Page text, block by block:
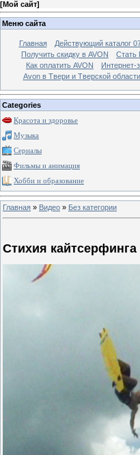
[Мой сайт]
Меню сайта
Главная Действующий каталог
Получить скидку в AVON
Стать
Как оплатить AVON
Интернет-
Avon в Твери и Тверской области
Categories
Красота и здоровье
Музыка
Сериалы
Фильмы и анимация
Хобби и образование
Главная » Видео » Без категории
Стихия кайтсерфинга